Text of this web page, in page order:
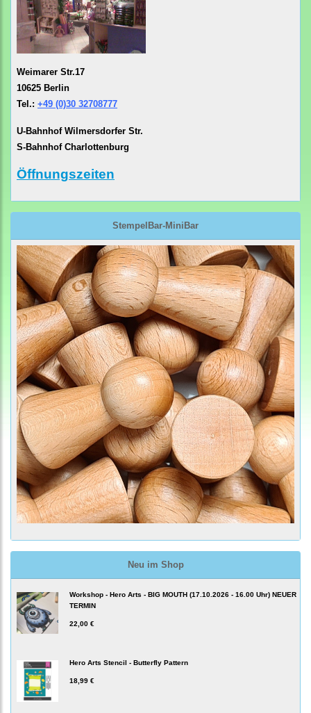
Weimarer Str.17
10625 Berlin
Tel.: +49 (0)30 32708777
U-Bahnhof Wilmersdorfer Str.
S-Bahnhof Charlottenburg
Öffnungszeiten
StempelBar-MiniBar
Neu im Shop
Workshop - Hero Arts - BIG MOUTH (17.10.2026 - 16.00 Uhr) NEUER
TERMIN
22,00 €
Hero Arts Stencil - Butterfly Pattern
18,99 €